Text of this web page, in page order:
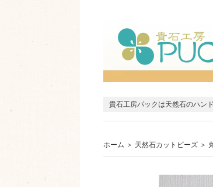
貴石工房パックは天然石のハン
ホーム ＞ 天然石カットビーズ ＞